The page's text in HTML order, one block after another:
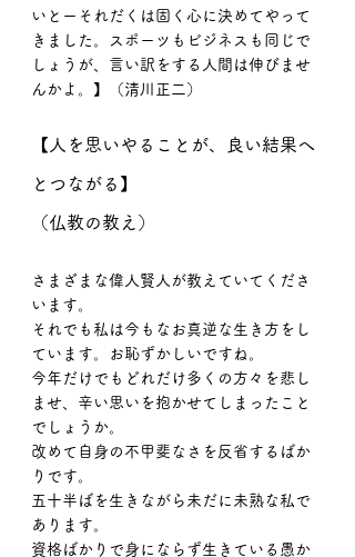
いとーそれだくは固く心に決めてやって
きました。スポーツもビジネスも同じで
しょうが、言い訳をする人間は伸びませ
んかよ。】（清川正二）
【人を思いやることが、良い結果へ
とつながる】
（仏教の教え）
さまざまな偉人賢人が教えていてくださ
います。
それでも私は今もなお真逆な生き方をし
ています。お恥ずかしいですね。
今年だけでもどれだけ多くの方々を悲し
ませ、辛い思いを抱かせてしまったこと
でしょうか。
改めて自身の不甲斐なさを反省するばか
りです。
五十半ばを生きながら未だに未熟な私で
あります。
資格ばかりで身にならず生きている愚か